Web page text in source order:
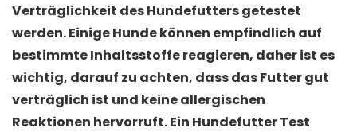
Verträglichkeit des Hundefutters getestet
werden. Einige Hunde können empfindlich auf
bestimmte Inhaltsstoffe reagieren, daher ist es
wichtig, darauf zu achten, dass das Futter gut
verträglich ist und keine allergischen
Reaktionen hervorruft. Ein Hundefutter Test